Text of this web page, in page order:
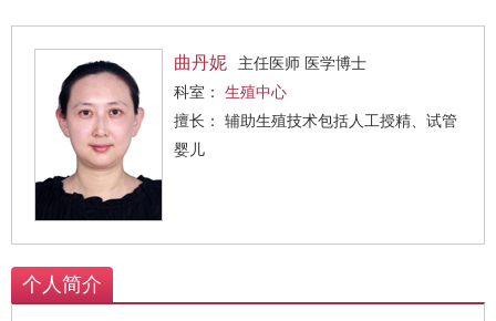
曲丹妮
主任医师 医学博士
科室： 生殖中心
擅长： 辅助生殖技术包括人工授精、试管
婴儿
个人简介